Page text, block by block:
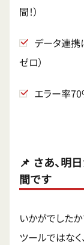
間！）
データ連携
ゼロ）
エラー率
📌 さあ、明
間です
いかがでした
ツールではなく